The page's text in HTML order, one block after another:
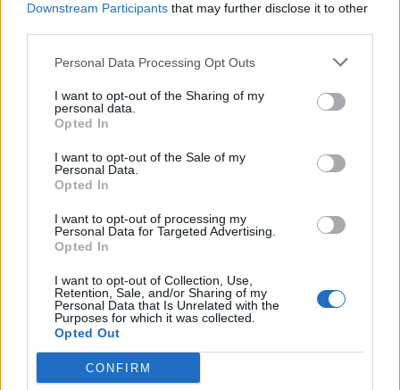
Downstream Participants that may further disclose it to other
Personal Data Processing Opt Outs
I want to opt-out of the Sharing of my
personal data.
Opted In
I want to opt-out of the Sale of my
Personal Data.
Opted In
I want to opt-out of processing my
Personal Data for Targeted Advertising.
Opted In
I want to opt-out of Collection, Use,
Retention, Sale, and/or Sharing of my
Personal Data that Is Unrelated with the
Purposes for which it was collected.
Opted Out
CONFIRM
Definiti gli organici di Prima con l'aggiunta
di Golfo Aranci, La Salle e Ottava, in Seconda
7 Ago 2026
Giudice Sportivo: il Sorso senza gli